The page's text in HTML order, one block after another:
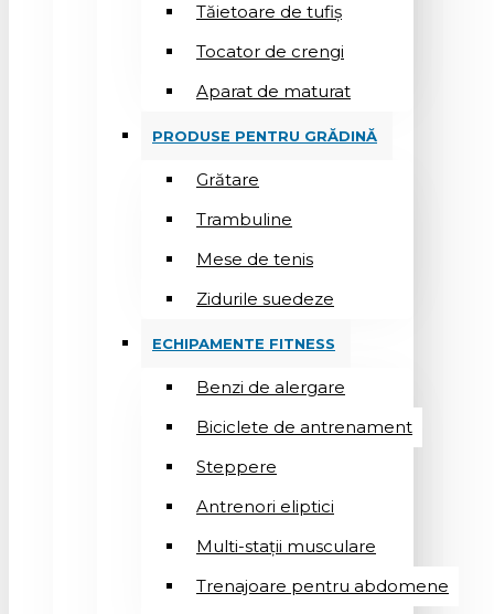
Tăietoare de tufiș
Tocator de crengi
Aparat de maturat
PRODUSE PENTRU GRĂDINĂ
Grătare
Trambuline
Mese de tenis
Zidurile suedeze
ECHIPAMENTE FITNESS
Benzi de alergare
Biciclete de antrenament
Steppere
Antrenori eliptici
Multi-stații musculare
Trenajoare pentru abdomene